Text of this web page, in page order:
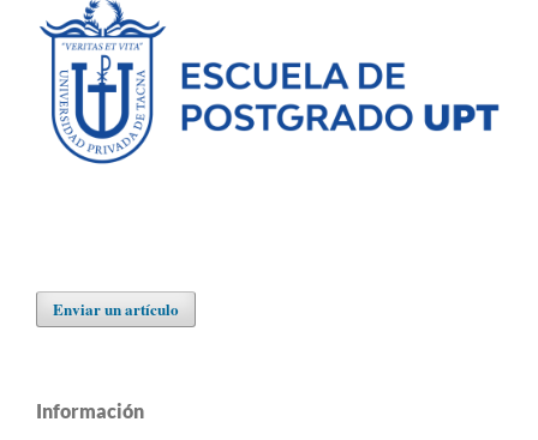
Enviar un artículo
Información